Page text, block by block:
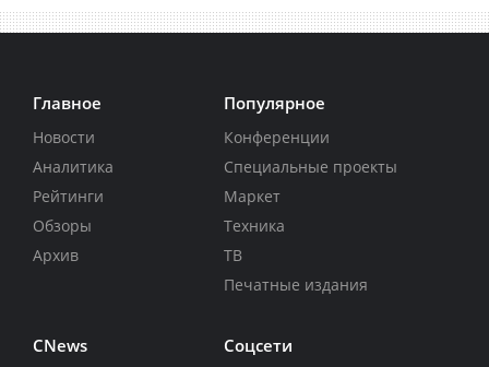
Главное
Новости
Аналитика
Рейтинги
Обзоры
Архив
Популярное
Конференции
Специальные проекты
Маркет
Техника
ТВ
Печатные издания
CNews Соцсети